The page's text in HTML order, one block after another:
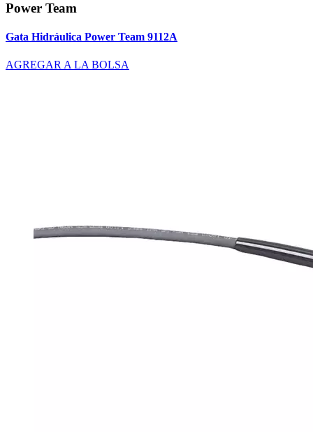
Power Team
Gata Hidráulica Power Team 9112A
AGREGAR A LA BOLSA